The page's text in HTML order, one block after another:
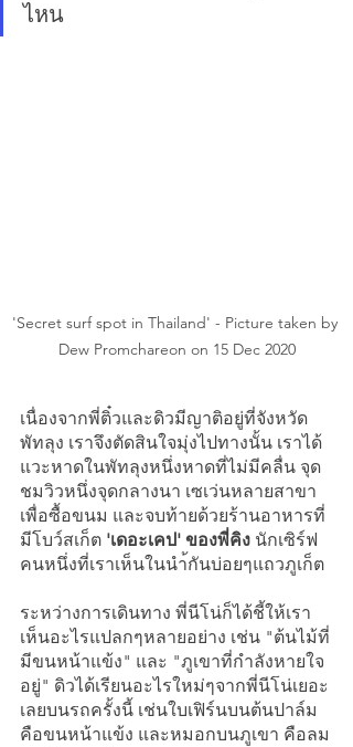
ไหน
'Secret surf spot in Thailand' - Picture taken by
Dew Promchareon on 15 Dec 2020
เนื่องจากพี่ติ๋วและดิวมีญาติอยู่ที่จังหวัด
พัทลุง เราจึงตัดสินใจมุ่งไปทางนั้น เราได้
แวะหาดในพัทลุงหนึ่งหาดที่ไม่มีคลื่น จุด
ชมวิวหนึ่งจุดกลางนา เซเว่นหลายสาขา
เพื่อซื้อขนม และจบท้ายด้วยร้านอาหารที่
มีโบว์สเก็ต 'เดอะเคป' ของพี่คิง นักเซิร์ฟ
คนหนึ่งที่เราเห็นในนำ้กันบ่อยๆแถวภูเก็ต
ระหว่างการเดินทาง พี่นีโน่ก็ได้ชี้ให้เรา
เห็นอะไรแปลกๆหลายอย่าง เช่น "ต้นไม้ที่
มีขนหน้าแข้ง" และ "ภูเขาที่กำลังหายใจ
อยู่" ดิวได้เรียนอะไรใหม่ๆจากพี่นีโน่เยอะ
เลยบนรถครั้งนี้ เช่นใบเฟิร์นบนต้นปาล์ม
คือขนหน้าแข้ง และหมอกบนภูเขา คือลม